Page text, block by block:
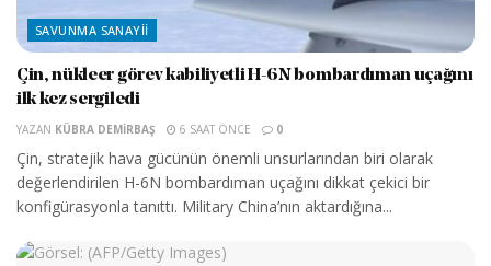
SAVUNMA SANAYII
Çin, nükleer görev kabiliyetli H-6N bombardıman uçağını
ilk kez sergiledi
YAZAN KÜBRA DEMIRBAŞ 6 SAAT ÖNCE 0
Çin, stratejik hava gücünün önemli unsurlarından biri olarak
değerlendirilen H-6N bombardıman uçağını dikkat çekici bir
konfigürasyonla tanıttı. Military China’nın aktardığına...